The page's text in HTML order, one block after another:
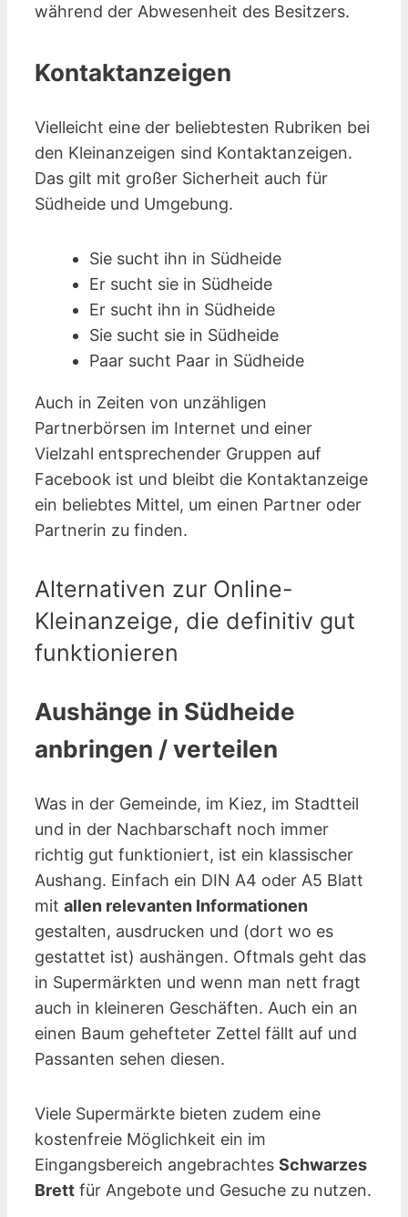
während der Abwesenheit des Besitzers.
Kontaktanzeigen
Vielleicht eine der beliebtesten Rubriken bei
den Kleinanzeigen sind Kontakt­anzeigen.
Das gilt mit großer Sicherheit auch für
Südheide und Umgebung.
Sie sucht ihn in Südheide
Er sucht sie in Südheide
Er sucht ihn in Südheide
Sie sucht sie in Südheide
Paar sucht Paar in Südheide
Auch in Zeiten von unzähligen
Partnerbörsen im Internet und einer
Vielzahl entsprechender Gruppen auf
Facebook ist und bleibt die Kontaktanzeige
ein beliebtes Mittel, um einen Partner oder
Partnerin zu finden.
Alternativen zur Online-
Kleinanzeige, die definitiv gut
funktionieren
Aushänge in Südheide
anbringen / verteilen
Was in der Gemeinde, im Kiez, im Stadtteil
und in der Nachbarschaft noch immer
richtig gut funktioniert, ist ein klassischer
Aushang. Einfach ein DIN A4 oder A5 Blatt
mit allen relevanten Informationen
gestalten, ausdrucken und (dort wo es
gestattet ist) aushängen. Oftmals geht das
in Supermärkten und wenn man nett fragt
auch in kleineren Geschäften. Auch ein an
einen Baum gehefteter Zettel fällt auf und
Passanten sehen diesen.
Viele Supermärkte bieten zudem eine
kostenfreie Möglichkeit ein im
Eingangsbereich angebrachtes Schwarzes
Brett für Angebote und Gesuche zu nutzen.